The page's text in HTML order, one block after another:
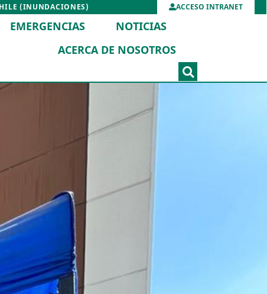
(INUNDACIONES) ACCESO INTRANET
EMERGENCIAS
NOTICIAS
ACERCA DE NOSOTROS